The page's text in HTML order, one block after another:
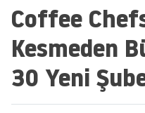
Coffee
Kesmeden
30 Yeni